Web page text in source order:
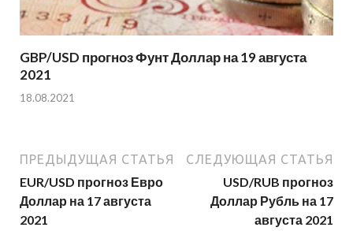
GBP/USD прогноз Фунт Доллар на 19 августа
2021
18.08.2021
ПРЕДЫДУЩАЯ СТАТЬЯ
EUR/USD прогноз Евро
Доллар на 17 августа
2021
СЛЕДУЮЩАЯ СТАТЬЯ
USD/RUB прогноз
Доллар Рубль на 17
августа 2021